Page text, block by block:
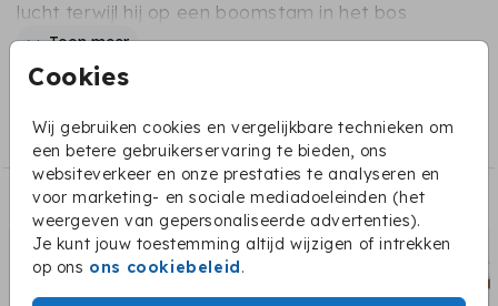
Cookies
Wij gebruiken cookies en vergelijkbare technieken om
een betere gebruikerservaring te bieden, ons
websiteverkeer en onze prestaties te analyseren en
voor marketing- en sociale mediadoeleinden (het
weergeven van gepersonaliseerde advertenties).
Je kunt jouw toestemming altijd wijzigen of intrekken
op ons ons cookiebeleid.
lucht terwijl hij op een boomstam in het bos
staat.Toon meer
Canvasposter
Dit vind je misschien ook leuk: